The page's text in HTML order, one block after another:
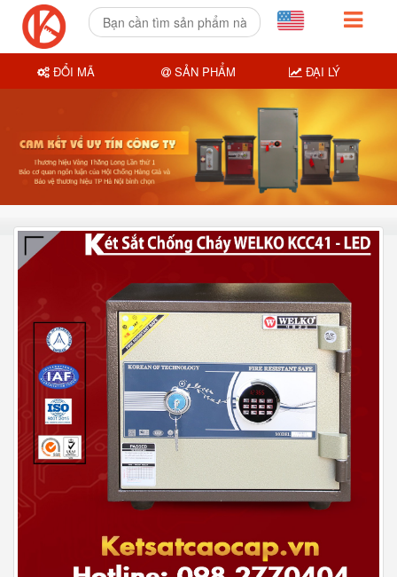
ĐỔI MÃ SẢN PHẨM ĐẠI LÝ